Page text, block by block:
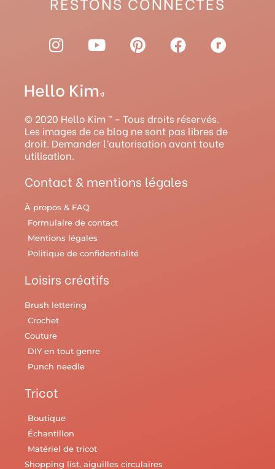
I
n
t
a
g
r
a
m
Y
o
t
u
b
e
P
i
r
e
s
F
a
o
o
k
R
a
y
© 2020 Hello Kim ™ – Tous droits réservés.
Les images de ce blog ne sont pas libres de
droit. Demander l’autorisation avant toute
utilisation.
Contact & mentions légales
À propos & FAQ
Formulaire de contact
Mentions légales
Politique de confidentialité
Loisirs créatifs
Brush lettering
Crochet
Couture
DIY en tout genre
Punch needle
Tricot
Boutique
Échantillon
Matériel de tricot
Shopping list, aiguilles circulaires